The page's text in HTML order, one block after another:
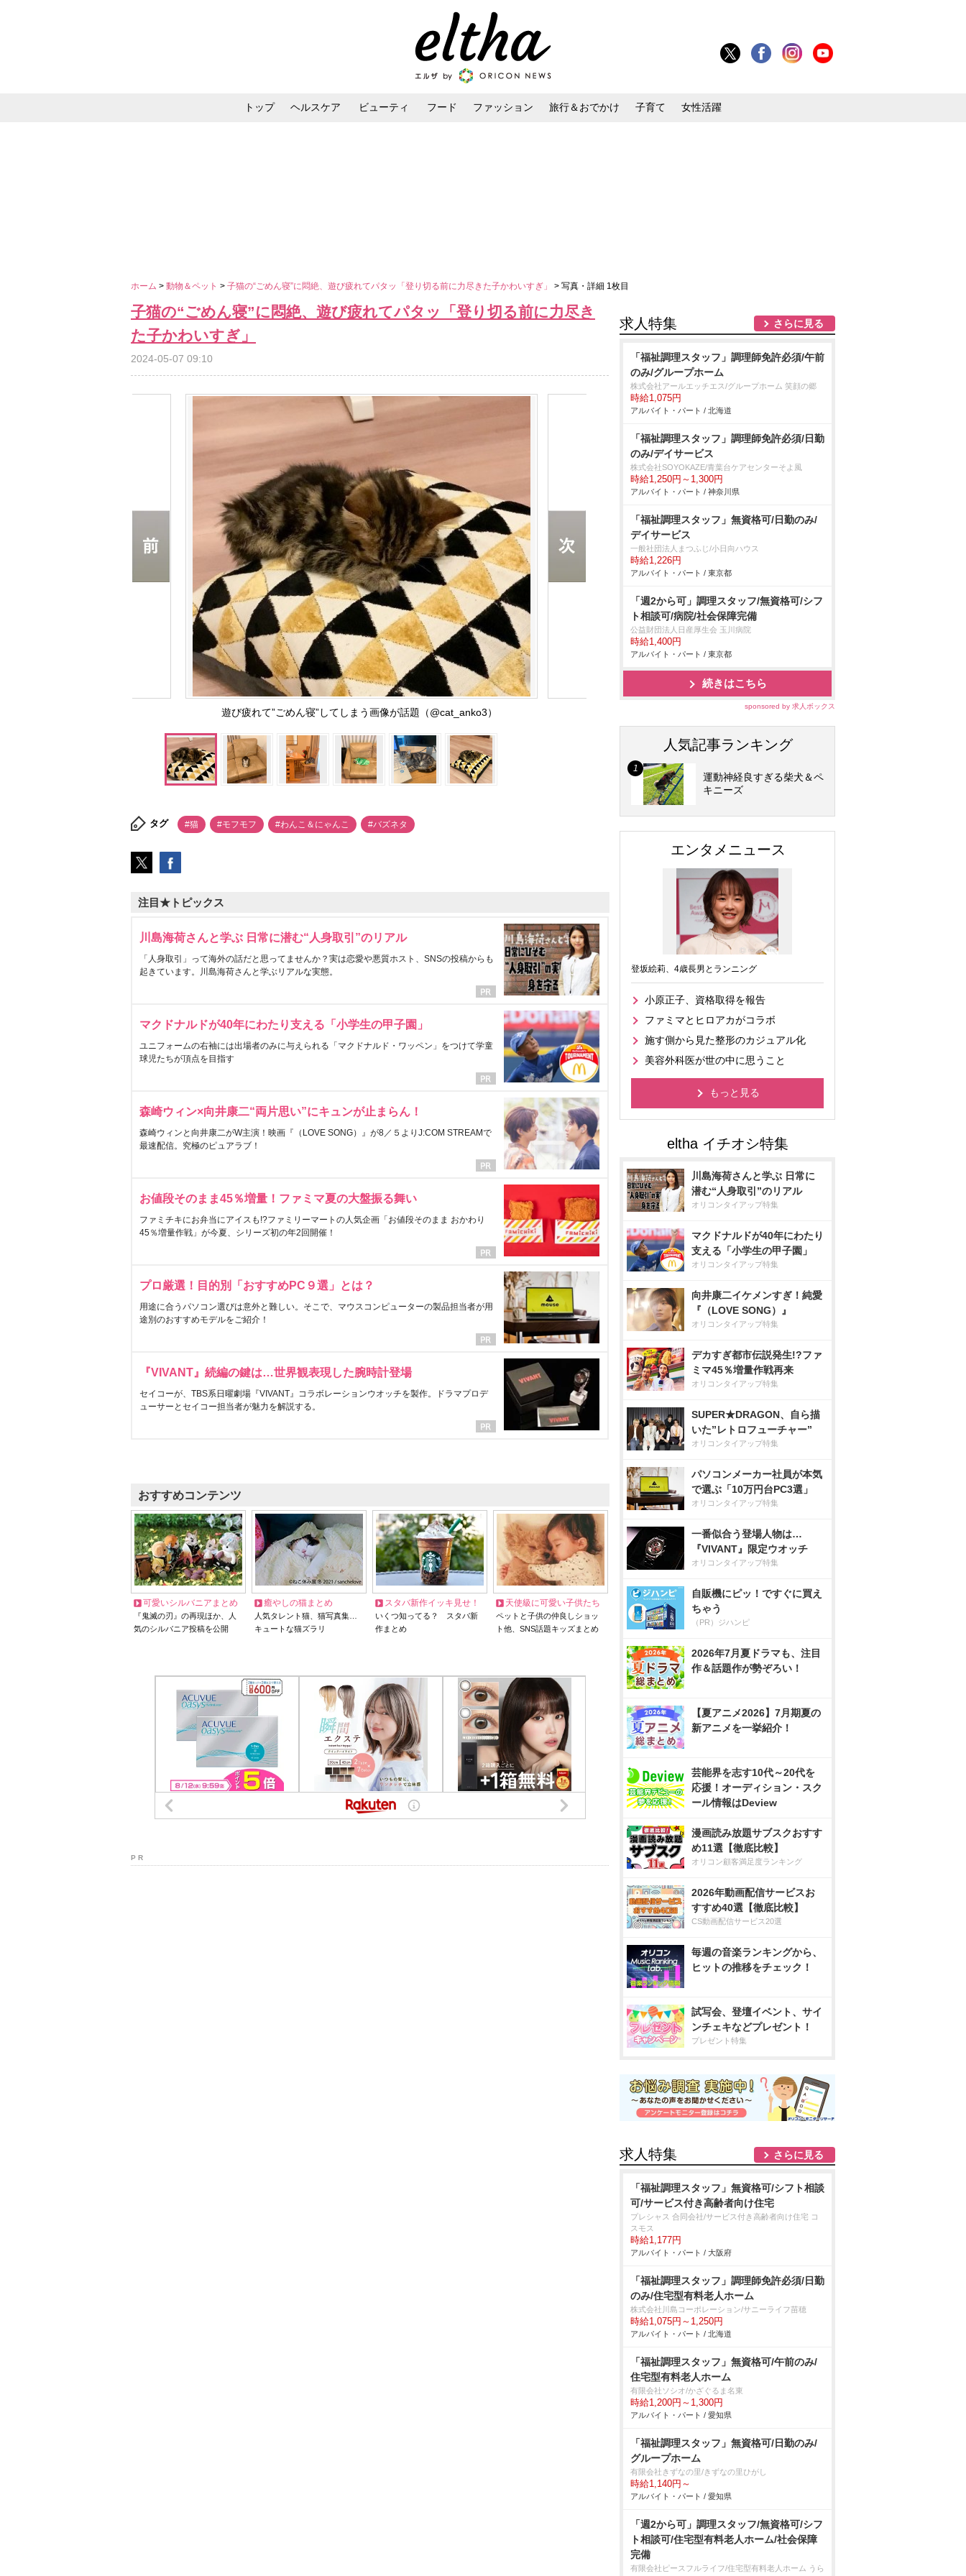
トップ ヘルスケア ビューティ フード ファッション 旅行＆おでかけ 子育て 女性活躍
ホーム > 動物＆ペット > 子猫の“ごめん寝”に悶絶、遊び疲れてパタッ「登り切る前に力尽きた子かわいすぎ」 > 写真・詳細 1枚目
子猫の“ごめん寝”に悶絶、遊び疲れてパタッ「登り切る前に力尽き
た子かわいすぎ」
2024-05-07 09:10
遊び疲れて”ごめん寝”してしまう画像が話題（@cat_anko3）
タグ #猫 #モフモフ #わんこ＆にゃんこ #バズネタ
注目★トピックス
川島海荷さんと学ぶ 日常に潜む“人身取引”のリアル
「人身取引」って海外の話だと思ってませんか？実は恋愛や悪質ホスト、SNSの投稿からも
起きています。川島海荷さんと学ぶリアルな実態。
マクドナルドが40年にわたり支える「小学生の甲子園」
ユニフォームの右袖には出場者のみに与えられる「マクドナルド・ワッペン」をつけて学童
球児たちが頂点を目指す
森崎ウィン×向井康二“両片思い”にキュンが止まらん！
森崎ウィンと向井康二がW主演！映画『（LOVE SONG）』が8／５よりJ:COM STREAMで
最速配信。究極のピュアラブ！
お値段そのまま45％増量！ファミマ夏の大盤振る舞い
ファミチキにお弁当にアイスも!?ファミリーマートの人気企画「お値段そのまま おかわり
45％増量作戦」が今夏、シリーズ初の年2回開催！
プロ厳選！目的別「おすすめPC９選」とは？
用途に合うパソコン選びは意外と難しい。そこで、マウスコンピューターの製品担当者が用
途別のおすすめモデルをご紹介！
『VIVANT』続編の鍵は…世界観表現した腕時計登場
セイコーが、TBS系日曜劇場『VIVANT』コラボレーションウオッチを製作。ドラマプロデ
ューサーとセイコー担当者が魅力を解説する。
おすすめコンテンツ
可愛いシルバニアまとめ
『鬼滅の刃』の再現ほか、人
気のシルバニア投稿を公開
癒やしの猫まとめ
人気タレント猫、猫写真集…
キュートな猫ズラリ
スタバ新作イッキ見せ！
いくつ知ってる？ スタバ新
作まとめ
天使級に可愛い子供たち
ペットと子供の仲良しショッ
ト他、SNS話題キッズまとめ
P R
求人特集 さらに見る
「福祉調理スタッフ」調理師免許必須/午前
のみ/グループホーム
株式会社アールエッチエス/グループホーム 笑顔の郷
時給1,075円
アルバイト・パート / 北海道
「福祉調理スタッフ」調理師免許必須/日勤
のみ/デイサービス
株式会社SOYOKAZE/青葉台ケアセンターそよ風
時給1,250円～1,300円
アルバイト・パート / 神奈川県
「福祉調理スタッフ」無資格可/日勤のみ/
デイサービス
一般社団法人まつふじ/小日向ハウス
時給1,226円
アルバイト・パート / 東京都
「週2から可」調理スタッフ/無資格可/シフ
ト相談可/病院/社会保障完備
公益財団法人日産厚生会 玉川病院
時給1,400円
アルバイト・パート / 東京都
続きはこちら
sponsored by 求人ボックス
人気記事ランキング
運動神経良すぎる柴犬＆ペ
キニーズ
エンタメニュース
登坂絵莉、4歳長男とランニング
小原正子、資格取得を報告
ファミマとヒロアカがコラボ
施す側から見た整形のカジュアル化
美容外科医が世の中に思うこと
もっと見る
川島海荷さんと学ぶ 日常に
潜む“人身取引”のリアル
オリコンタイアップ特集
マクドナルドが40年にわたり
支える「小学生の甲子園」
オリコンタイアップ特集
向井康二イケメンすぎ！純愛
『（LOVE SONG）』
オリコンタイアップ特集
デカすぎ都市伝説発生!?ファ
ミマ45％増量作戦再来
オリコンタイアップ特集
SUPER★DRAGON、自ら描
いた”レトロフューチャー”
オリコンタイアップ特集
パソコンメーカー社員が本気
で選ぶ「10万円台PC3選」
オリコンタイアップ特集
一番似合う登場人物は…
『VIVANT』限定ウオッチ
オリコンタイアップ特集
自販機にピッ！ですぐに買え
ちゃう
（PR）ジハンピ
2026年7月夏ドラマも、注目
作＆話題作が勢ぞろい！
【夏アニメ2026】7月期夏の
新アニメを一挙紹介！
芸能界を志す10代～20代を
応援！オーディション・スク
ール情報はDeview
漫画読み放題サブスクおすす
め11選【徹底比較】
オリコン顧客満足度ランキング
2026年動画配信サービスお
すすめ40選【徹底比較】
CS動画配信サービス20選
毎週の音楽ランキングから、
ヒットの推移をチェック！
試写会、登壇イベント、サイ
ンチェキなどプレゼント！
プレゼント特集
求人特集 さらに見る
「福祉調理スタッフ」無資格可/シフト相談
可/サービス付き高齢者向け住宅
プレシャス 合同会社/サービス付き高齢者向け住宅 コ
スモス
時給1,177円
アルバイト・パート / 大阪府
「福祉調理スタッフ」調理師免許必須/日勤
のみ/住宅型有料老人ホーム
株式会社川島コーポレーション/サニーライフ苗穂
時給1,075円～1,250円
アルバイト・パート / 北海道
「福祉調理スタッフ」無資格可/午前のみ/
住宅型有料老人ホーム
有限会社ソシオ/かざぐるま名東
時給1,200円～1,300円
アルバイト・パート / 愛知県
「福祉調理スタッフ」無資格可/日勤のみ/
グループホーム
有限会社きずなの里/きずなの里ひがし
時給1,140円～
アルバイト・パート / 愛知県
「週2から可」調理スタッフ/無資格可/シフ
ト相談可/住宅型有料老人ホーム/社会保障
完備
有限会社ピースフルライフ/住宅型有料老人ホーム うら